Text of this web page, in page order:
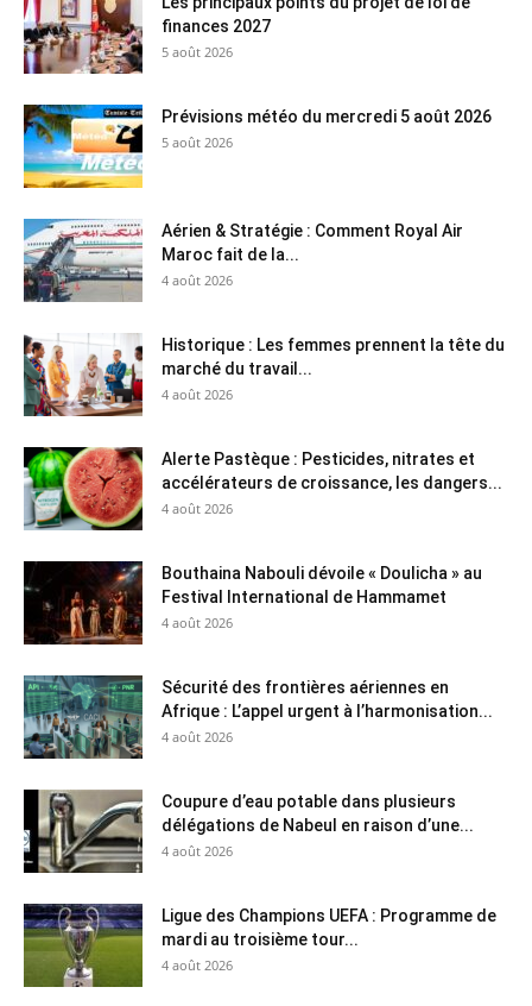
finances 2027
5 août 2026
Prévisions météo du mercredi 5 août 2026
5 août 2026
Aérien & Stratégie : Comment Royal Air
Maroc fait de la...
4 août 2026
Historique : Les femmes prennent la tête du
marché du travail...
4 août 2026
Alerte Pastèque : Pesticides, nitrates et
accélérateurs de croissance, les dangers...
4 août 2026
Bouthaina Nabouli dévoile « Doulicha » au
Festival International de Hammamet
4 août 2026
Sécurité des frontières aériennes en
Afrique : L’appel urgent à l’harmonisation...
4 août 2026
Coupure d’eau potable dans plusieurs
délégations de Nabeul en raison d’une...
4 août 2026
Ligue des Champions UEFA : Programme de
mardi au troisième tour...
4 août 2026